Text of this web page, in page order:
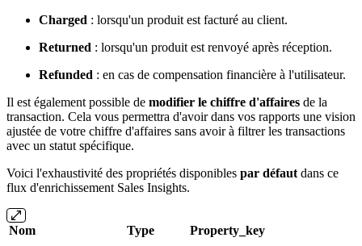
Charged : lorsqu'un produit est facturé au client.
Returned : lorsqu'un produit est renvoyé après réception.
Refunded : en cas de compensation financière à l'utilisateur.
Il est également possible de modifier le chiffre d'affaires de la
transaction. Cela vous permettra d'avoir dans vos rapports une vision
ajustée de votre chiffre d'affaires sans avoir à filtrer les transactions
avec un statut spécifique.
Voici l'exhaustivité des propriétés disponibles par défaut dans ce
flux d'enrichissement Sales Insights.
Nom Type Property_key